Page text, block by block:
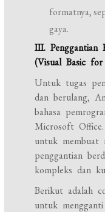
formatnya,
gaya.
III. Penggantian
(Visual Basic
Untuk tugas
dan berulang,
bahasa
Microsoft
untuk membuat
penggantian
kompleks dan
Berikut adalah
untuk